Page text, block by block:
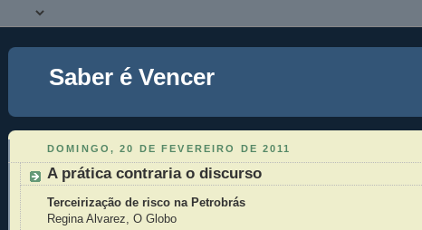
Saber é Vencer
DOMINGO, 20 DE FEVEREIRO DE 2011
A prática contraria o discurso
Terceirização de risco na Petrobrás
Regina Alvarez, O Globo